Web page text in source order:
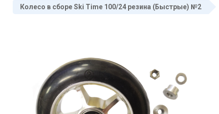
Колесо в сборе Ski Time 100/24 резина (Быстрые) №2